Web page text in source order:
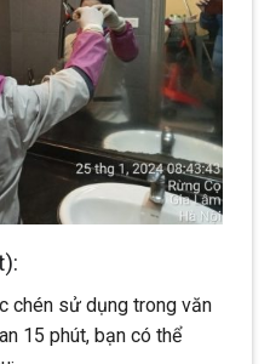
chén sử dụng trong văn
15 phút, bạn có thể